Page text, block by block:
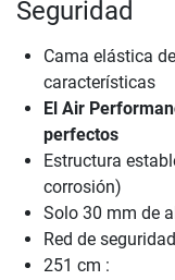
Seguridad
Cama elástica
características
El Air
perfectos
Estructura
corrosión)
Solo 30 mm de
Red de
251 cm :